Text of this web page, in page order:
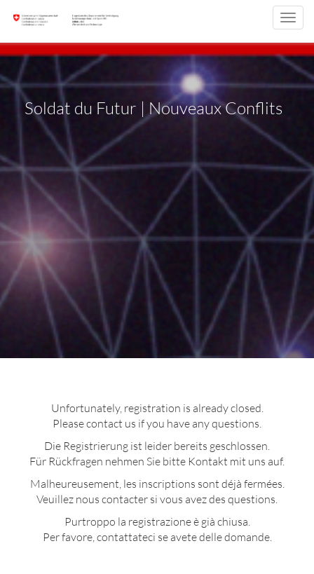
Soldat du Futur | Nouveaux Conflits
Unfortunately, registration is already closed.
Please contact us if you have any questions.
Die Registrierung ist leider bereits geschlossen.
Für Rückfragen nehmen Sie bitte Kontakt mit uns auf.
Malheureusement, les inscriptions sont déjà fermées.
Veuillez nous contacter si vous avez des questions.
Purtroppo la registrazione è già chiusa.
Per favore, contattateci se avete delle domande.